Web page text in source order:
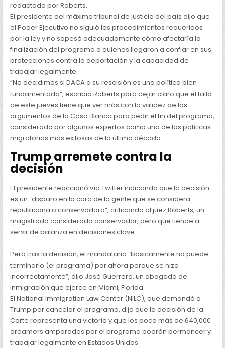
redactado por Roberts.
El presidente del máximo tribunal de justicia del país dijo que
el Poder Ejecutivo no siguió los procedimientos requeridos
por la ley y no sopesó adecuadamente cómo afectaría la
finalización del programa a quienes llegaron a confiar en sus
protecciones contra la deportación y la capacidad de
trabajar legalmente.
“No decidimos si DACA o su rescisión es una política bien
fundamentada”, escribió Roberts para dejar claro que el fallo
de este jueves tiene que ver más con la validez de los
argumentos de la Casa Blanca para pedir el fin del programa,
considerado por algunos expertos como una de las políticas
migratorias más exitosas de la última década.
Trump arremete contra la
decisión
El presidente reaccionó vía Twitter indicando que la decisión
es un “disparo en la cara de la gente que se considera
republicana o conservadora”, criticando al juez Roberts, un
magistrado considerado conservador, pero que tiende a
servir de balanza en decisiones clave.
Pero tras la decisión, el mandatario “básicamente no puede
terminarlo (el programa) por ahora porque se hizo
incorrectamente”, dijo José Guerrero, un abogado de
inmigración que ejerce en Miami, Florida.
El National Immigration Law Center (NILC), que demandó a
Trump por cancelar el programa, dijo que la decisión de la
Corte representa una victoria y que los poco más de 640,000
dreamers amparados por el programa podrán permancer y
trabajar legalmente en Estados Unidos.